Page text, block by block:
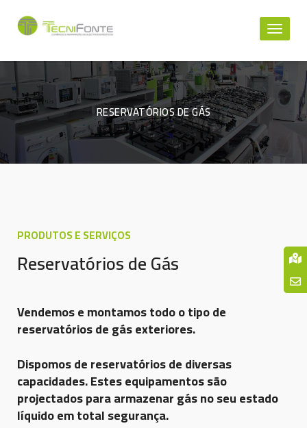
Toggle
RESERVATÓRIOS DE GÁS
PRODUTOS E SERVIÇOS
Reservatórios de Gás
Vendemos e montamos todo o tipo de
reservatórios de gás exteriores.
Dispomos de reservatórios de diversas
capacidades. Estes equipamentos são
projectados para armazenar gás no seu estado
líquido em total segurança.